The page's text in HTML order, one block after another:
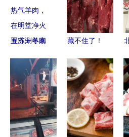
五爷涮羊肉
店）｜冬至
日里的手切
热气羊肉，
在明堂净火
里冻一冬寒
藏不住了！
荐的菜场指
南 上海羊
肉篇，年底
必逛指南